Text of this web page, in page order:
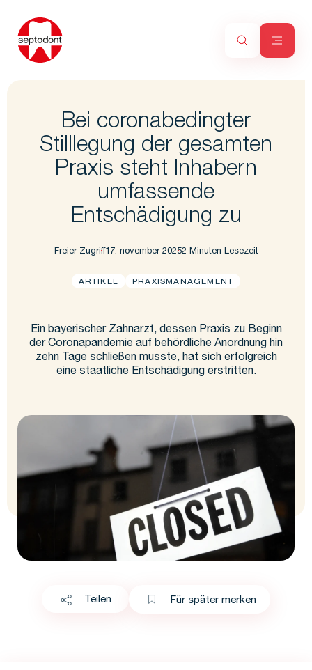
Bei coronabedingter
Stilllegung der gesamten
Praxis steht Inhabern
umfassende
Entschädigung zu
Freier Zugriff17. november 20252 Minuten Lesezeit
ARTIKEL PRAXISMANAGEMENT
Ein bayerischer Zahnarzt, dessen Praxis zu Beginn
der Coronapandemie auf behördliche Anordnung hin
zehn Tage schließen musste, hat sich erfolgreich
eine staatliche Entschädigung erstritten.
Teilen Für später merken